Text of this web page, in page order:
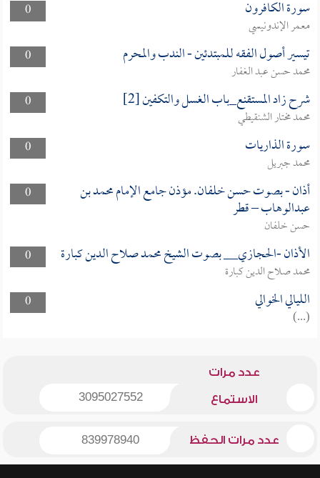
0 سورة الكافرون
معمر الإندونيسي
0
تيسير أصول الفقه للمبتدئين - الندب والمحرم
محمد حسن عبد الغفار
0
شرح زاد المستقنع_باب الغسل والتكفين [2]
محمد مختار الشنقيطي
0
سورة الذاريات
محمد جبريل
0
أذان - بصوت حسن خلفان. مؤذن جامع الإمام محمد بن
عبدالوهاب – قطر
حسن خلفان
0
الأذان -الحجازي__ بصوت الشيخ محمد صلاح الدين كبارة
محمد صلاح الدين كبارة
0
الليالي الخوالي
(...)
عدد مرات
الاستماع 3095027552
عدد مرات الحفظ 839978940